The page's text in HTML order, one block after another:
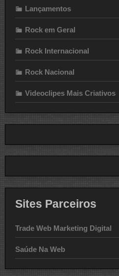
Lançamentos
Rock em Geral
Rock Internacional
Rock Nacional
Videoclipes Mais Criativos
Sites Parceiros
Trade Web Marketing Digital
Saúde Na Web